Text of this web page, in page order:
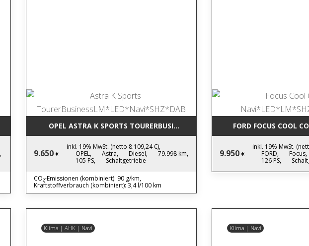
BENZ GLK 220 CDI BLUEEFFI NAVI*LEDER*TEMP*SHZ*AHK*
OPEL ASTRA K SPORTS TOURERBUSINESSLM*LED*NAVI*SHZ*DAB
9.650 €
inkl. 19% MwSt. (netto 8.109,24 €),
OPEL,
Astra, Diesel,
79.998 km,
105 PS,
Schaltgetriebe
CO₂-Emissionen (kombiniert): 90 g/km,
Kraftstoffverbrauch (kombiniert): 3,4 l/100 km
FORD FOCUS COOL
9.950 €
inkl. 19% MwSt.
FORD,
Focus,
126 PS,
Klima | AHK | Navi Klima | Navi